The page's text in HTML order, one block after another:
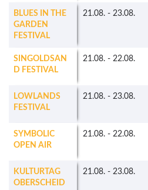
BLUES IN THE
GARDEN
FESTIVAL
21.08. - 23.08.
SINGOLDSAN
D FESTIVAL
21.08. - 22.08.
LOWLANDS
FESTIVAL
21.08. - 23.08.
SYMBOLIC
OPEN AIR
21.08. - 22.08.
KULTURTAG
OBERSCHEID
21.08. - 23.08.